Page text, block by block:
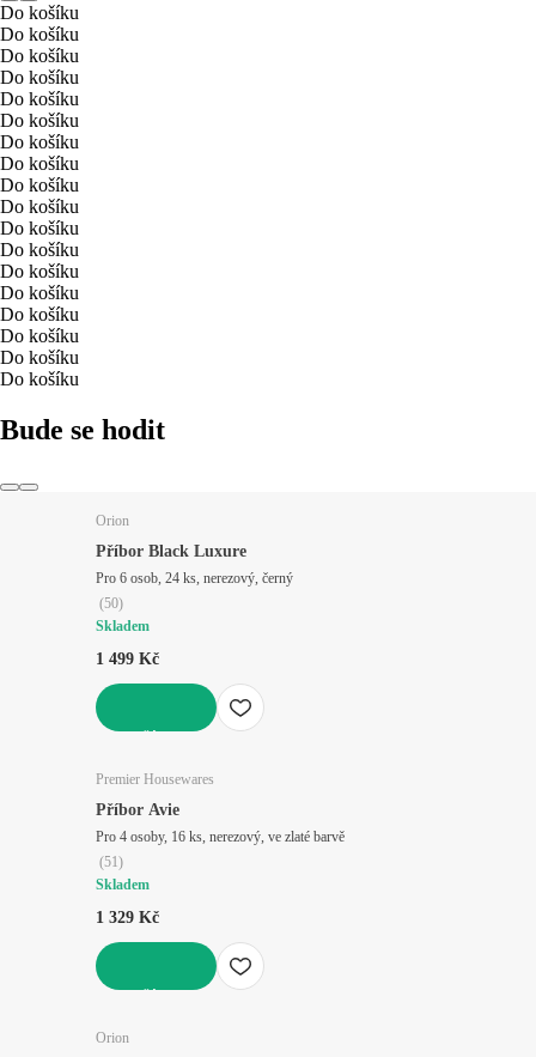
Do košíku
Do košíku
Do košíku
Do košíku
Do košíku
Do košíku
Do košíku
Do košíku
Do košíku
Do košíku
Do košíku
Do košíku
Do košíku
Do košíku
Do košíku
Do košíku
Do košíku
Do košíku
Bude se hodit
Orion
Příbor Black Luxure
Pro 6 osob, 24 ks, nerezový, černý
(50)
Skladem
1 499 Kč
Premier Housewares
Příbor Avie
Pro 4 osoby, 16 ks, nerezový, ve zlaté barvě
(51)
Skladem
1 329 Kč
Orion